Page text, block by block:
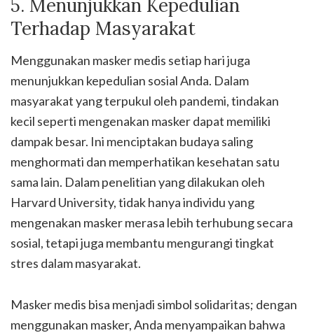
5. Menunjukkan Kepedulian
Terhadap Masyarakat
Menggunakan masker medis setiap hari juga
menunjukkan kepedulian sosial Anda. Dalam
masyarakat yang terpukul oleh pandemi, tindakan
kecil seperti mengenakan masker dapat memiliki
dampak besar. Ini menciptakan budaya saling
menghormati dan memperhatikan kesehatan satu
sama lain. Dalam penelitian yang dilakukan oleh
Harvard University, tidak hanya individu yang
mengenakan masker merasa lebih terhubung secara
sosial, tetapi juga membantu mengurangi tingkat
stres dalam masyarakat.
Masker medis bisa menjadi simbol solidaritas; dengan
menggunakan masker, Anda menyampaikan bahwa